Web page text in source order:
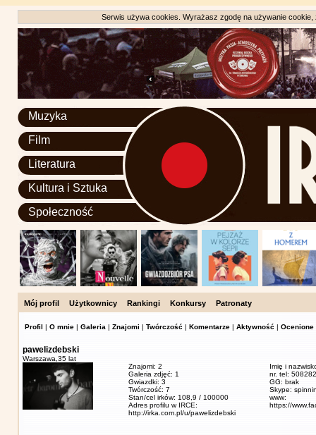
Serwis używa cookies. Wyrażasz zgodę na używanie
Muzyka
Film
Literatura
Kultura i Sztuka
Społeczność
Mój profil Użytkownicy Rankingi Konkursy Patronaty
Profil | O mnie | Galeria | Znajomi | Twórczość | Komentarze | Aktywność | Ocenione
pawelizdebski
Warszawa, 35 lat
Znajomi: 2
Galeria zdjęć: 1
Gwiazdki: 3
Twórczość: 7
Stan/cel irków: 108,9 / 100000
Adres profilu w IRCE:
http://irka.com.pl/u/pawelizdebski
Imię i
nr. tel:
GG: brak
Skype:
www:
https://